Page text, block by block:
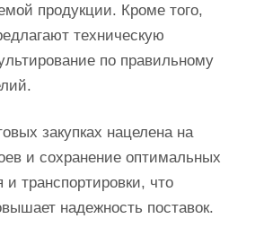
продукции. Кроме того,
техническую
по правильному
закупках нацелена на
и сохранение оптимальных
транспортировки, что
надежность поставок.